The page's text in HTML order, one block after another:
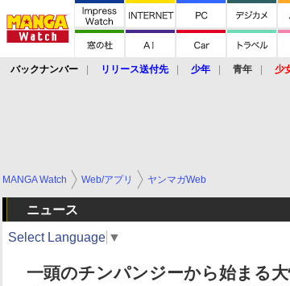
バックナンバー リリース送付先 少年 青年 少
MANGA Watch Web/アプリ ヤンマガWeb
ニュース
Select Language ▼
一頭のチンパンジーから始まる